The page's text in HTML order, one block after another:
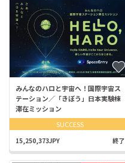
みんなのハロと宇宙へ！国際宇宙ス
テーション／「きぼう」日本実験棟
滞在ミッション
SUCCESS
15,250,373JPY 終了